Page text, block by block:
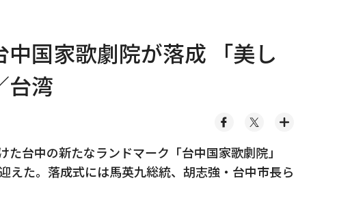
国家歌劇院が落成 「美し
台湾
台中の新たなランドマーク「台中国家歌劇院」
えた。落成式には馬英九総統、胡志強・台中市長ら